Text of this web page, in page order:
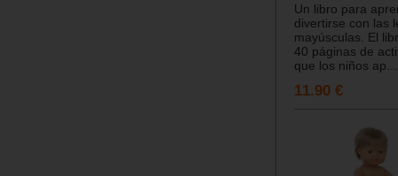
Un libro para
divertirse con las
mayúsculas. El
40 páginas de
que los niños ap...
11.90 €